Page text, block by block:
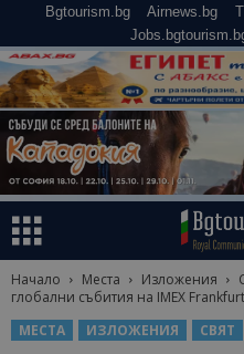
Bgtourism.bg Airnews.bg
Начало Места Изложения
глобални събития на IMEX
МЕСТА
ИЗЛОЖЕНИЯ СВЯТ